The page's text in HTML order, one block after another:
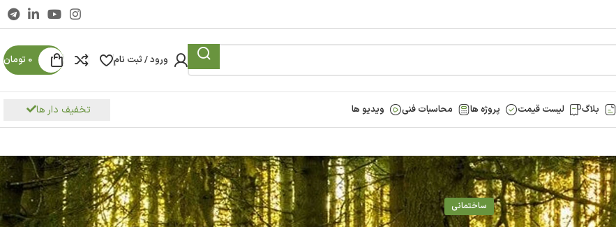
ورود / ثبت نام 0 تومان
بلاگ لیست قیمت پروژه ها محاسبات فنی ویدیو ها تخفیف دار ها
ساختمانی